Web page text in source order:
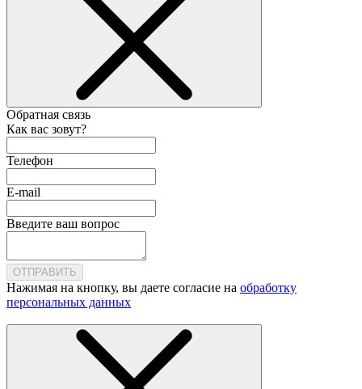
Обратная связь
Как вас зовут?
Телефон
E-mail
Введите ваш вопрос
ОТПРАВИТЬ
Нажимая на кнопку, вы даете согласие на обработку
персональных данных